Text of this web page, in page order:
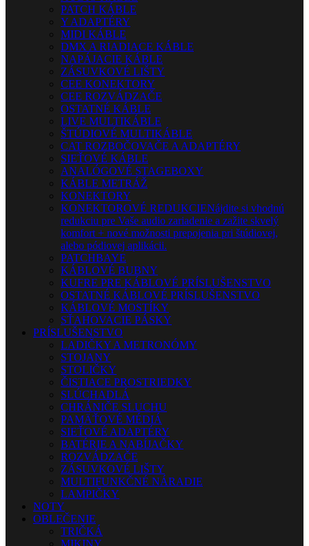
PATCH KÁBLE
Y ADAPTÉRY
MIDI KÁBLE
DMX A RIADIACE KÁBLE
NAPÁJACIE KÁBLE
ZÁSUVKOVÉ LIŠTY
CEE KONEKTORY
CEE ROZVÁDZAČE
OSTATNÉ KÁBLE
LIVE MULTIKÁBLE
ŠTÚDIOVÉ MULTIKÁBLE
CAT ROZBOČOVAČE A ADAPTÉRY
SIEŤOVÉ KÁBLE
ANALÓGOVÉ STAGEBOXY
KÁBLE METRÁŽ
KONEKTORY
KONEKTOROVÉ REDUKCIENájdite si vhodnú
redukciu pre Vaše audio zariadenie a zažite skvelý
komfort + nové možnosti prepojenia pri štúdiovej,
alebo pódiovej aplikácii.
PATCHBAYE
KÁBLOVÉ BUBNY
KUFRE PRE KÁBLOVÉ PRÍSLUŠENSTVO
OSTATNÉ KÁBLOVÉ PRÍSLUŠENSTVO
KÁBLOVÉ MOSTÍKY
SŤAHOVACIE PÁSKY
PRÍSLUŠENSTVO
LADIČKY A METRONÓMY
STOJANY
STOLIČKY
ČISTIACE PROSTRIEDKY
SLÚCHADLÁ
CHRÁNIČE SLUCHU
PAMÄŤOVÉ MÉDIÁ
SIEŤOVÉ ADAPTÉRY
BATÉRIE A NABÍJAČKY
ROZVÁDZAČE
ZÁSUVKOVÉ LIŠTY
MULTIFUNKČNÉ NÁRADIE
LAMPIČKY
NOTY
OBLEČENIE
TRIČKÁ
MIKINY